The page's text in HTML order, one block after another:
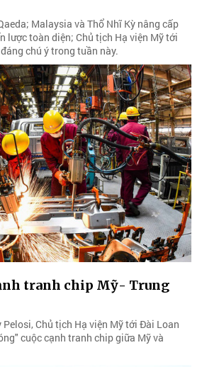
Malaysia và Thổ Nhĩ Kỳ nâng cấp
lược toàn diện; Chủ tịch Hạ viện Mỹ tới
chú ý trong tuần này.
tranh chip Mỹ- Trung
Pelosi, Chủ tịch Hạ viện Mỹ tới Đài Loan
cuộc cạnh tranh chip giữa Mỹ và